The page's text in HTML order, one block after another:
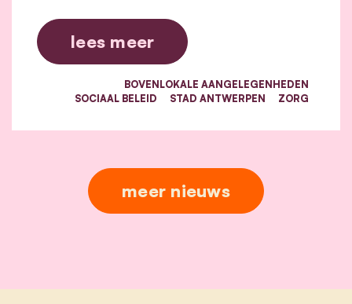
lees meer
BOVENLOKALE AANGELEGENHEDEN
SOCIAAL BELEID
STAD ANTWERPEN ZORG
meer nieuws